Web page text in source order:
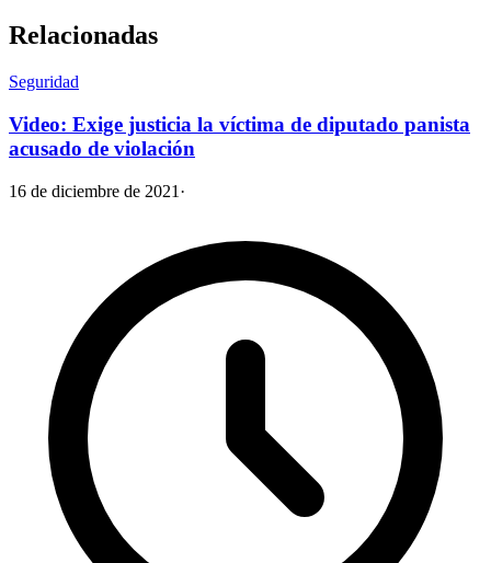
Relacionadas
Seguridad
Video: Exige justicia la víctima de diputado panista
acusado de violación
16 de diciembre de 2021 ·